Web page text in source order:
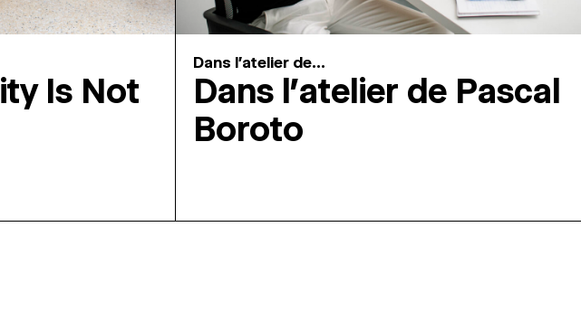
Is Not
Dans l'atelier de...
Dans l’atelier de Pascal
Boroto